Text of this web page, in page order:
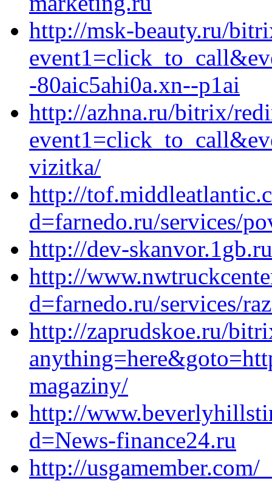
http://msk-beauty.ru/
-80aic5ahi0a.xn--p1ai
http://azhna.ru/bitrix/
vizitka/
http://
d=farnedo.ru/services/
http://dev-
http://
d=farnedo.ru/services/
http://zaprudskoe.ru/
magaziny/
http://
d=News-finance24.ru
http://usgamember.com/